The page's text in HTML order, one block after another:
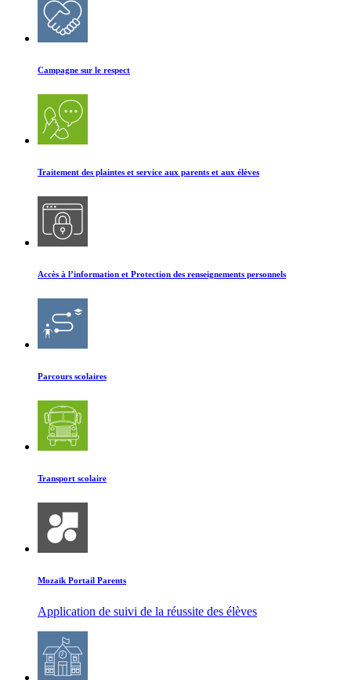
Campagne sur le respect
Traitement des plaintes et service aux parents et aux élèves
Accès à l’information et Protection des renseignements personnels
Parcours scolaires
Transport scolaire
Mozaïk Portail Parents
Application de suivi de la réussite des élèves